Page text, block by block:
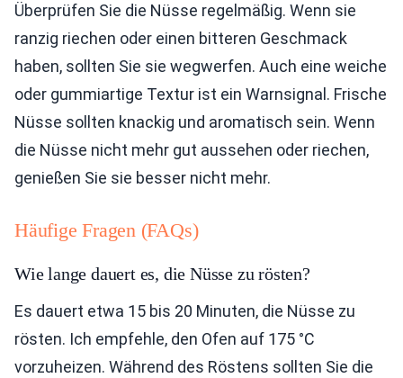
Überprüfen Sie die Nüsse regelmäßig. Wenn sie
ranzig riechen oder einen bitteren Geschmack
haben, sollten Sie sie wegwerfen. Auch eine weiche
oder gummiartige Textur ist ein Warnsignal. Frische
Nüsse sollten knackig und aromatisch sein. Wenn
die Nüsse nicht mehr gut aussehen oder riechen,
genießen Sie sie besser nicht mehr.
Häufige Fragen (FAQs)
Wie lange dauert es, die Nüsse zu rösten?
Es dauert etwa 15 bis 20 Minuten, die Nüsse zu
rösten. Ich empfehle, den Ofen auf 175 °C
vorzuheizen. Während des Röstens sollten Sie die